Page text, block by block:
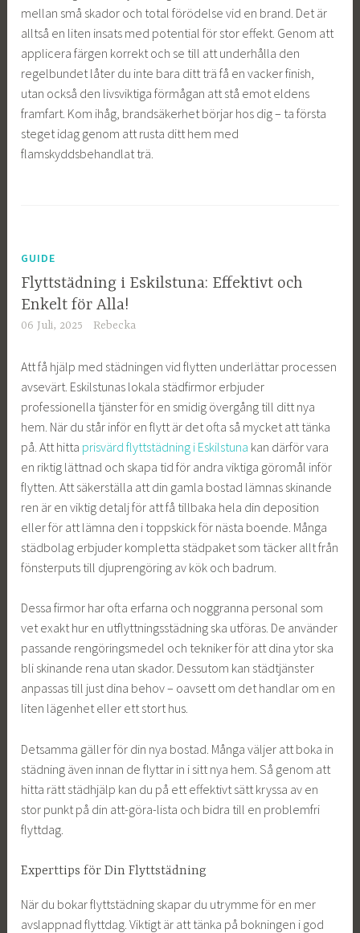
mellan små skador och total förödelse vid en brand. Det är
alltså en liten insats med potential för stor effekt. Genom att
applicera färgen korrekt och se till att underhålla den
regelbundet låter du inte bara ditt trä få en vacker finish,
utan också den livsviktiga förmågan att stå emot eldens
framfart. Kom ihåg, brandsäkerhet börjar hos dig – ta första
steget idag genom att rusta ditt hem med
flamskyddsbehandlat trä.
GUIDE
Flyttstädning i Eskilstuna: Effektivt och
Enkelt för Alla!
06 Juli, 2025 Rebecka
Att få hjälp med städningen vid flytten underlättar processen
avsevärt. Eskilstunas lokala städfirmor erbjuder
professionella tjänster för en smidig övergång till ditt nya
hem. När du står inför en flytt är det ofta så mycket att tänka
på. Att hitta prisvärd flyttstädning i Eskilstuna kan därför vara
en riktig lättnad och skapa tid för andra viktiga göromål inför
flytten. Att säkerställa att din gamla bostad lämnas skinande
ren är en viktig detalj för att få tillbaka hela din deposition
eller för att lämna den i toppskick för nästa boende. Många
städbolag erbjuder kompletta städpaket som täcker allt från
fönsterputs till djuprengöring av kök och badrum.
Dessa firmor har ofta erfarna och noggranna personal som
vet exakt hur en utflyttningsstädning ska utföras. De använder
passande rengöringsmedel och tekniker för att dina ytor ska
bli skinande rena utan skador. Dessutom kan städtjänster
anpassas till just dina behov – oavsett om det handlar om en
liten lägenhet eller ett stort hus.
Detsamma gäller för din nya bostad. Många väljer att boka in
städning även innan de flyttar in i sitt nya hem. Så genom att
hitta rätt städhjälp kan du på ett effektivt sätt kryssa av en
stor punkt på din att-göra-lista och bidra till en problemfri
flyttdag.
Experttips för Din Flyttstädning
När du bokar flyttstädning skapar du utrymme för en mer
avslappnad flyttdag. Viktigt är att tänka på bokningen i god